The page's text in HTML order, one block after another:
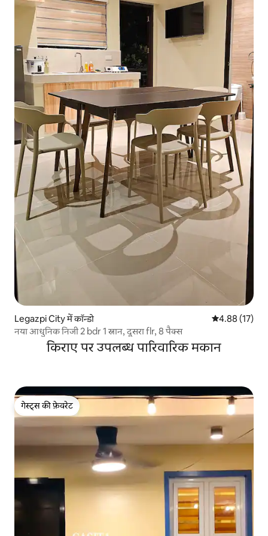
Legazpi City में कॉन्डो औसत रेटिंग 5 में
4.88 (17)
नया आधुनिक निजी 2 bdr 1 स्नान, दूसरा flr, 8 पैक्स
किराए पर उपलब्ध पारिवारिक मकान
गेस्ट्स की फ़ेवरेट
गेस्ट्स की फ़ेवरेट